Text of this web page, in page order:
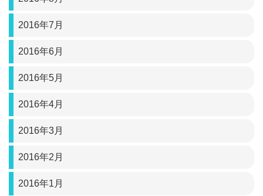
2016年7月
2016年6月
2016年5月
2016年4月
2016年3月
2016年2月
2016年1月